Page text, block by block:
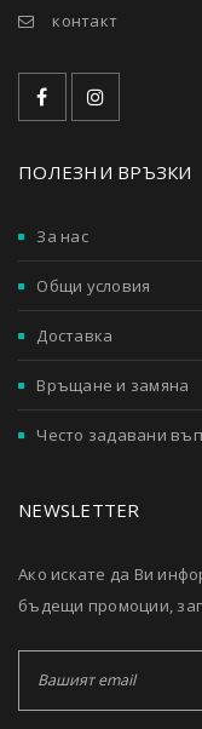
контакт
ПОЛЕЗНИ ВРЪЗКИ
За нас
Общи условия
Доставка
Връщане и замяна
Често задавани
NEWSLETTER
Ако искате да Ви
бъдещи промоции,